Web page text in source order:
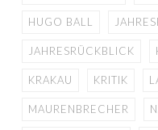
HUGO BALL
JAHRESRÜCKBLICK
KRAKAU KRITIK
MAURENBRECHER